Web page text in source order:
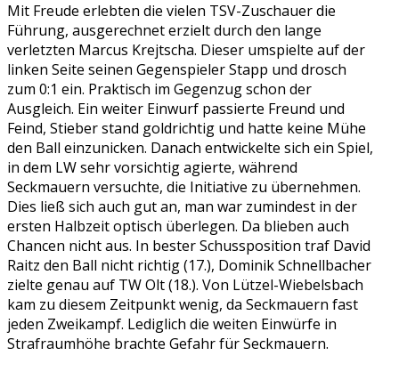
Mit Freude erlebten die vielen TSV-Zuschauer die
Führung, ausgerechnet erzielt durch den lange
verletzten Marcus Krejtscha. Dieser umspielte auf der
linken Seite seinen Gegenspieler Stapp und drosch
zum 0:1 ein. Praktisch im Gegenzug schon der
Ausgleich. Ein weiter Einwurf passierte Freund und
Feind, Stieber stand goldrichtig und hatte keine Mühe
den Ball einzunicken. Danach entwickelte sich ein Spiel,
in dem LW sehr vorsichtig agierte, während
Seckmauern versuchte, die Initiative zu übernehmen.
Dies ließ sich auch gut an, man war zumindest in der
ersten Halbzeit optisch überlegen. Da blieben auch
Chancen nicht aus. In bester Schussposition traf David
Raitz den Ball nicht richtig (17.), Dominik Schnellbacher
zielte genau auf TW Olt (18.). Von Lützel-Wiebelsbach
kam zu diesem Zeitpunkt wenig, da Seckmauern fast
jeden Zweikampf. Lediglich die weiten Einwürfe in
Strafraumhöhe brachte Gefahr für Seckmauern.